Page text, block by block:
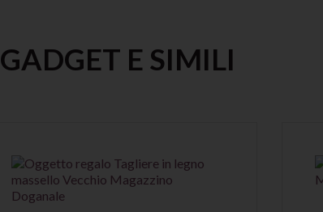
GADGET E SIMILI